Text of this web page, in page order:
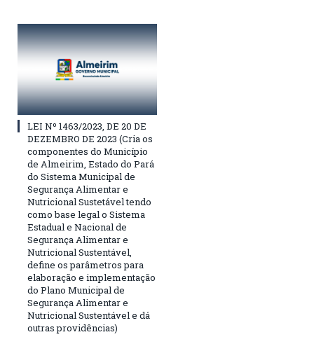
LEI Nº 1463/2023, DE 20 DE
DEZEMBRO DE 2023 (Cria os
componentes do Município
de Almeirim, Estado do Pará
do Sistema Municipal de
Segurança Alimentar e
Nutricional Sustetável tendo
como base legal o Sistema
Estadual e Nacional de
Segurança Alimentar e
Nutricional Sustentável,
define os parâmetros para
elaboração e implementação
do Plano Municipal de
Segurança Alimentar e
Nutricional Sustentável e dá
outras providências)